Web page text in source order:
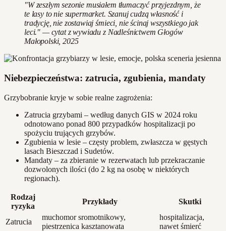
"W zeszłym sezonie musiałem tłumaczyć przyjezdnym, że
te lasy to nie supermarket. Szanuj cudzą własność i
tradycję, nie zostawiaj śmieci, nie ścinaj wszystkiego jak
leci." — cytat z wywiadu z Nadleśnictwem Głogów
Małopolski, 2025
Niebezpieczeństwa: zatrucia, zgubienia, mandaty
Grzybobranie kryje w sobie realne zagrożenia:
Zatrucia grzybami – według danych GIS w 2024 roku
odnotowano ponad 800 przypadków hospitalizacji po
spożyciu trujących grzybów.
Zgubienia w lesie – częsty problem, zwłaszcza w gęstych
lasach Bieszczad i Sudetów.
Mandaty – za zbieranie w rezerwatach lub przekraczanie
dozwolonych ilości (do 2 kg na osobę w niektórych
regionach).
Rodzaj
ryzyka
Przykłady Skutki
Zatrucia
muchomor sromotnikowy,
piestrzenica kasztanowata
hospitalizacja,
nawet śmierć